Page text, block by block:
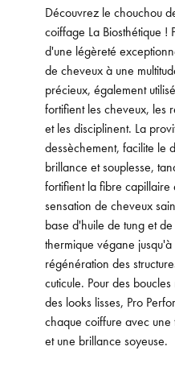
Découvrez le chouchou
coiffage La Biosthétique !
d'une légèreté
de cheveux à une
précieux, également
fortifient les cheveux, les
et les disciplinent. La
dessèchement, facilite le
brillance et souplesse,
fortifient la fibre
sensation de cheveux
base d'huile de tung et
thermique végane
régénération des
cuticule. Pour des
des looks lisses, Pro
chaque coiffure avec une
et une brillance soyeuse.